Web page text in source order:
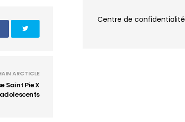
ARCTICLE
Saint Pie X
Centre de confidentialité